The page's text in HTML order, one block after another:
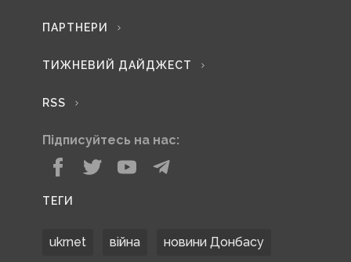
ПАРТНЕРИ
ТИЖНЕВИЙ ДАЙДЖЕСТ
RSS
Підписуйтесь на нас:
ТЕГИ
ukrnet війна новини Донбасу